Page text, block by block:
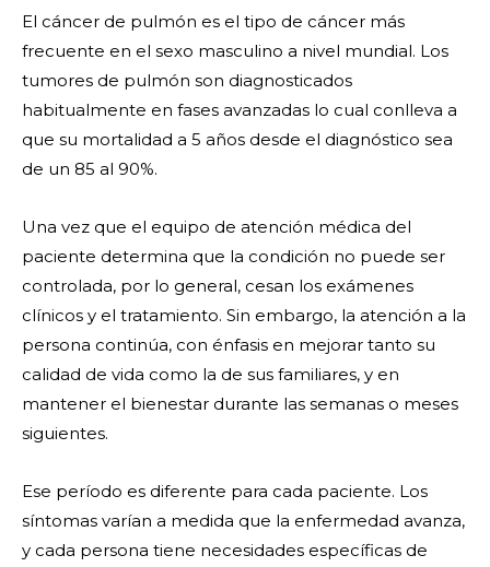
El cáncer de pulmón es el tipo de cáncer más
frecuente en el sexo masculino a nivel mundial. Los
tumores de pulmón son diagnosticados
habitualmente en fases avanzadas lo cual conlleva a
que su mortalidad a 5 años desde el diagnóstico sea
de un 85 al 90%.
Una vez que el equipo de atención médica del
paciente determina que la condición no puede ser
controlada, por lo general, cesan los exámenes
clínicos y el tratamiento. Sin embargo, la atención a la
persona continúa, con énfasis en mejorar tanto su
calidad de vida como la de sus familiares, y en
mantener el bienestar durante las semanas o meses
siguientes.
Ese período es diferente para cada paciente. Los
síntomas varían a medida que la enfermedad avanza,
y cada persona tiene necesidades específicas de